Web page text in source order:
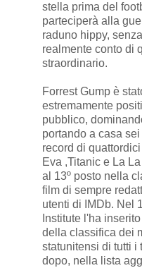
stella prima del
parteciperà alla
raduno hippy,
realmente conto di
straordinario.
Forrest Gump è
estremamente
pubblico,
portando a casa
record di
Eva ,Titanic e La
al 13º posto nella
film di sempre
utenti di IMDb. Nel
Institute l'ha
della classifica dei
statunitensi di tutti i
dopo, nella lista